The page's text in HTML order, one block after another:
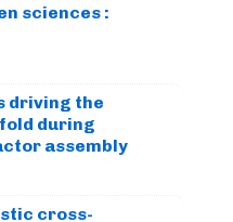
sciences :
driving the
during
assembly
cross-